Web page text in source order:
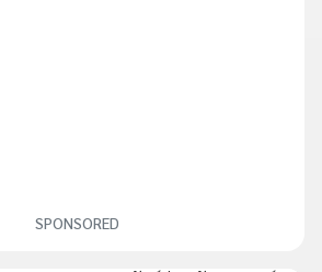
SPONSORED